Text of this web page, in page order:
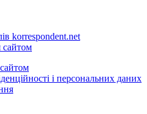
korrespondent.net
сайтом
і персональних даних